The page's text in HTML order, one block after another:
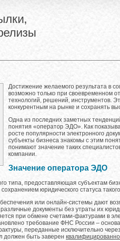
Достижение желаемого результата в
возможно только при своевременном
технологий, решений, инструментов.
конкурентным на рынке и сохранять
Одна из последних заметных
понятия «оператор ЭДО». Как
росте популярности электронного
субъекты бизнеса знакомы с этим
понимают значение таких
компании.
Значение оператора ЭДО
типа, предоставляющая субъектам
юридического статуса
или онлайн-системы дают
документы без утраты их
при обмене счетами-фактурами в
требование ФНС России –
переданные исключительно
должен быть заверен